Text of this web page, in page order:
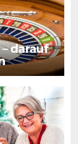
darauf